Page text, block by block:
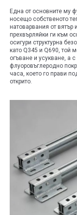
Една от основните му
носещо собственото
натоварвания от
прехвърляйки ги към
осигури структурна
като Q345 и Q690, той
огъване и усукване, а
флуоровъглеродно
часа, което го прави
открито.